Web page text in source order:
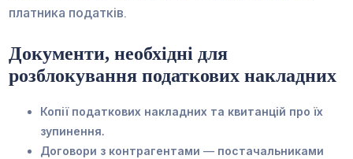
платника податків.
Документи, необхідні для
розблокування податкових накладних
Копії податкових накладних та квитанцій про їх
зупинення.
Договори з контрагентами — постачальниками